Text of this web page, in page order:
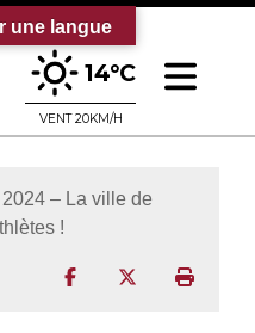
sur le site officiel de la
14°C
VENT 20KM/H
2024 – La ville de
!
Partager surPartager sur
une langue